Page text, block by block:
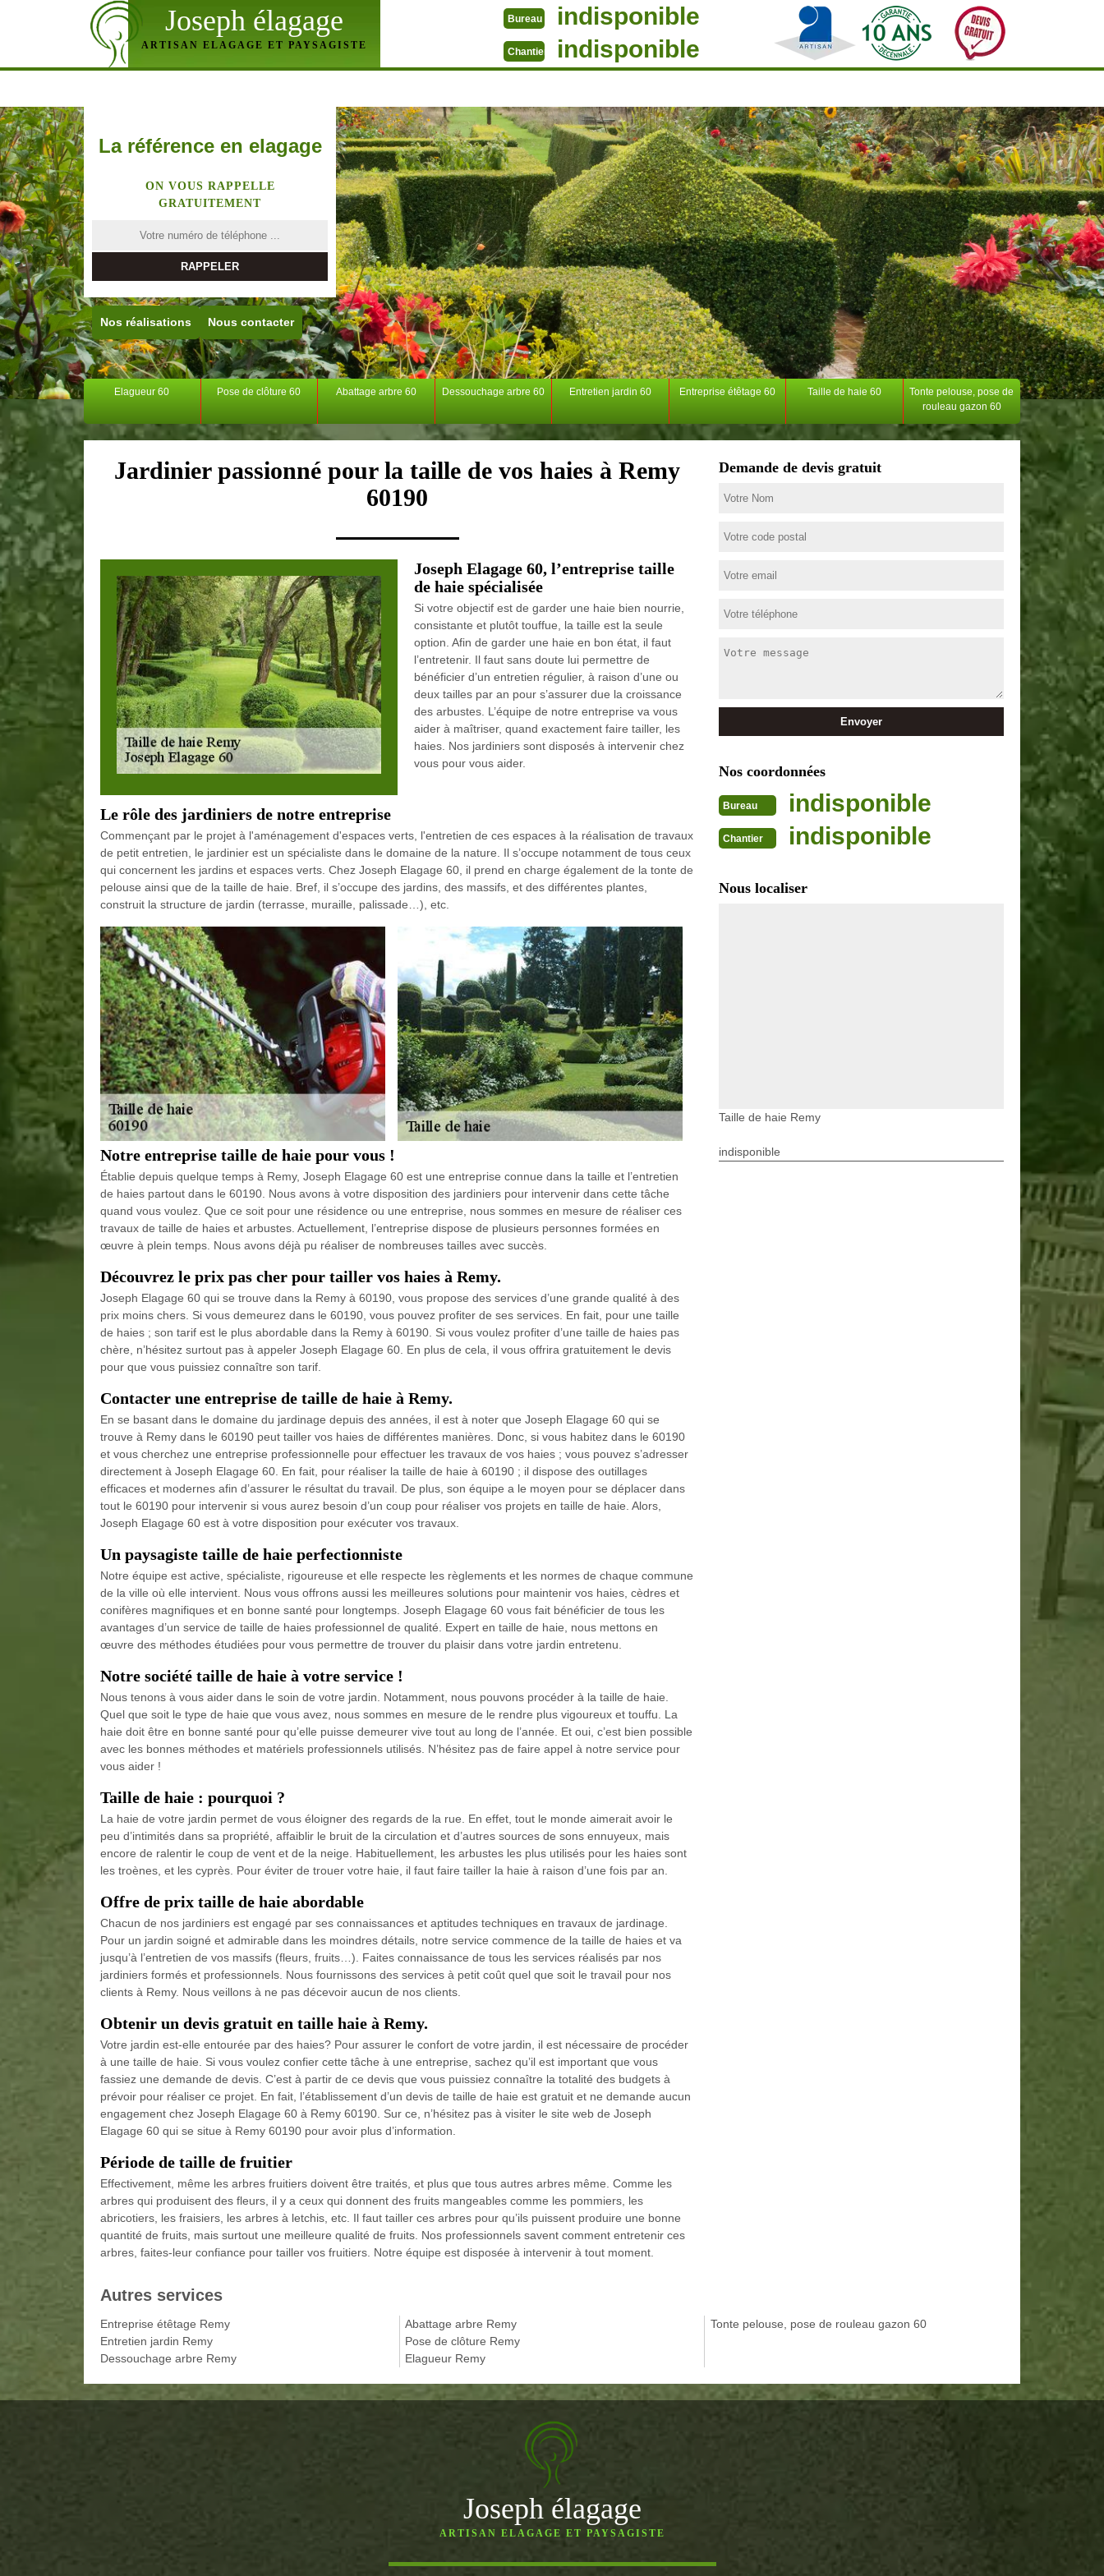
Joseph élagage
ARTISAN ELAGAGE ET PAYSAGISTE
Bureau indisponible
Chantier indisponible
La référence en elagage
ON VOUS RAPPELLE
GRATUITEMENT
Nos réalisations Nous contacter
Elagueur 60 Pose de clôture 60 Abattage arbre 60 Dessouchage arbre 60 Entretien jardin 60 Entreprise étêtage 60 Taille de haie 60
Tonte pelouse, pose de
rouleau gazon 60
Jardinier passionné pour la taille de vos haies à Remy
60190
Joseph Elagage 60, l’entreprise taille
de haie spécialisée
Si votre objectif est de garder une haie bien nourrie,
consistante et plutôt touffue, la taille est la seule
option. Afin de garder une haie en bon état, il faut
l’entretenir. Il faut sans doute lui permettre de
bénéficier d’un entretien régulier, à raison d’une ou
deux tailles par an pour s’assurer due la croissance
des arbustes. L’équipe de notre entreprise va vous
aider à maîtriser, quand exactement faire tailler, les
haies. Nos jardiniers sont disposés à intervenir chez
vous pour vous aider.
Le rôle des jardiniers de notre entreprise
Commençant par le projet à l'aménagement d'espaces verts, l'entretien de ces espaces à la réalisation de travaux
de petit entretien, le jardinier est un spécialiste dans le domaine de la nature. Il s’occupe notamment de tous ceux
qui concernent les jardins et espaces verts. Chez Joseph Elagage 60, il prend en charge également de la tonte de
pelouse ainsi que de la taille de haie. Bref, il s’occupe des jardins, des massifs, et des différentes plantes,
construit la structure de jardin (terrasse, muraille, palissade…), etc.
Notre entreprise taille de haie pour vous !
Établie depuis quelque temps à Remy, Joseph Elagage 60 est une entreprise connue dans la taille et l’entretien
de haies partout dans le 60190. Nous avons à votre disposition des jardiniers pour intervenir dans cette tâche
quand vous voulez. Que ce soit pour une résidence ou une entreprise, nous sommes en mesure de réaliser ces
travaux de taille de haies et arbustes. Actuellement, l’entreprise dispose de plusieurs personnes formées en
œuvre à plein temps. Nous avons déjà pu réaliser de nombreuses tailles avec succès.
Découvrez le prix pas cher pour tailler vos haies à Remy.
Joseph Elagage 60 qui se trouve dans la Remy à 60190, vous propose des services d’une grande qualité à des
prix moins chers. Si vous demeurez dans le 60190, vous pouvez profiter de ses services. En fait, pour une taille
de haies ; son tarif est le plus abordable dans la Remy à 60190. Si vous voulez profiter d’une taille de haies pas
chère, n’hésitez surtout pas à appeler Joseph Elagage 60. En plus de cela, il vous offrira gratuitement le devis
pour que vous puissiez connaître son tarif.
Contacter une entreprise de taille de haie à Remy.
En se basant dans le domaine du jardinage depuis des années, il est à noter que Joseph Elagage 60 qui se
trouve à Remy dans le 60190 peut tailler vos haies de différentes manières. Donc, si vous habitez dans le 60190
et vous cherchez une entreprise professionnelle pour effectuer les travaux de vos haies ; vous pouvez s’adresser
directement à Joseph Elagage 60. En fait, pour réaliser la taille de haie à 60190 ; il dispose des outillages
efficaces et modernes afin d’assurer le résultat du travail. De plus, son équipe a le moyen pour se déplacer dans
tout le 60190 pour intervenir si vous aurez besoin d’un coup pour réaliser vos projets en taille de haie. Alors,
Joseph Elagage 60 est à votre disposition pour exécuter vos travaux.
Un paysagiste taille de haie perfectionniste
Notre équipe est active, spécialiste, rigoureuse et elle respecte les règlements et les normes de chaque commune
de la ville où elle intervient. Nous vous offrons aussi les meilleures solutions pour maintenir vos haies, cèdres et
conifères magnifiques et en bonne santé pour longtemps. Joseph Elagage 60 vous fait bénéficier de tous les
avantages d’un service de taille de haies professionnel de qualité. Expert en taille de haie, nous mettons en
œuvre des méthodes étudiées pour vous permettre de trouver du plaisir dans votre jardin entretenu.
Notre société taille de haie à votre service !
Nous tenons à vous aider dans le soin de votre jardin. Notamment, nous pouvons procéder à la taille de haie.
Quel que soit le type de haie que vous avez, nous sommes en mesure de le rendre plus vigoureux et touffu. La
haie doit être en bonne santé pour qu’elle puisse demeurer vive tout au long de l’année. Et oui, c’est bien possible
avec les bonnes méthodes et matériels professionnels utilisés. N’hésitez pas de faire appel à notre service pour
vous aider !
Taille de haie : pourquoi ?
La haie de votre jardin permet de vous éloigner des regards de la rue. En effet, tout le monde aimerait avoir le
peu d’intimités dans sa propriété, affaiblir le bruit de la circulation et d’autres sources de sons ennuyeux, mais
encore de ralentir le coup de vent et de la neige. Habituellement, les arbustes les plus utilisés pour les haies sont
les troènes, et les cyprès. Pour éviter de trouer votre haie, il faut faire tailler la haie à raison d’une fois par an.
Offre de prix taille de haie abordable
Chacun de nos jardiniers est engagé par ses connaissances et aptitudes techniques en travaux de jardinage.
Pour un jardin soigné et admirable dans les moindres détails, notre service commence de la taille de haies et va
jusqu’à l’entretien de vos massifs (fleurs, fruits…). Faites connaissance de tous les services réalisés par nos
jardiniers formés et professionnels. Nous fournissons des services à petit coût quel que soit le travail pour nos
clients à Remy. Nous veillons à ne pas décevoir aucun de nos clients.
Obtenir un devis gratuit en taille haie à Remy.
Votre jardin est-elle entourée par des haies? Pour assurer le confort de votre jardin, il est nécessaire de procéder
à une taille de haie. Si vous voulez confier cette tâche à une entreprise, sachez qu’il est important que vous
fassiez une demande de devis. C’est à partir de ce devis que vous puissiez connaître la totalité des budgets à
prévoir pour réaliser ce projet. En fait, l’établissement d’un devis de taille de haie est gratuit et ne demande aucun
engagement chez Joseph Elagage 60 à Remy 60190. Sur ce, n’hésitez pas à visiter le site web de Joseph
Elagage 60 qui se situe à Remy 60190 pour avoir plus d’information.
Période de taille de fruitier
Effectivement, même les arbres fruitiers doivent être traités, et plus que tous autres arbres même. Comme les
arbres qui produisent des fleurs, il y a ceux qui donnent des fruits mangeables comme les pommiers, les
abricotiers, les fraisiers, les arbres à letchis, etc. Il faut tailler ces arbres pour qu’ils puissent produire une bonne
quantité de fruits, mais surtout une meilleure qualité de fruits. Nos professionnels savent comment entretenir ces
arbres, faites-leur confiance pour tailler vos fruitiers. Notre équipe est disposée à intervenir à tout moment.
Demande de devis gratuit
Nos coordonnées
Bureau indisponible
Chantier indisponible
Nous localiser
Taille de haie Remy
indisponible
Autres services
Entreprise étêtage Remy
Entretien jardin Remy
Dessouchage arbre Remy
Abattage arbre Remy
Pose de clôture Remy
Elagueur Remy
Tonte pelouse, pose de rouleau gazon 60
Joseph élagage
ARTISAN ELAGAGE ET PAYSAGISTE